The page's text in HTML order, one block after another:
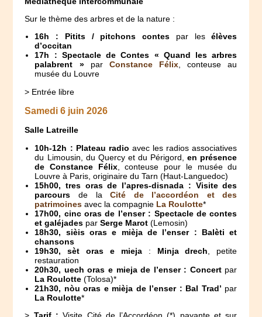
Sur le thème des arbres et de la nature :
16h : Pitits / pitchons contes par lesélèves
d’occitan
17h : Spectacle de Contes « Quand les arbres
palabrent »par Constance Félix, conteuse au
musée du Louvre
> Entrée libre
Samedi 6 juin 2026
Salle Latreille
10h-12h : Plateau radio avec les radios associatives
du Limousin, du Quercy et du Périgord,en présence
de Constance Félix, conteuse pour le musée du
Louvre à Paris, originaire du Tarn (Haut-Languedoc)
15h00, tres oras de l’apres-disnada : Visite des
parcours de laCité de l’accordéon et des
patrimoines avec la compagnie La Roulotte*
17h00, cinc oras de l’enser : Spectacle de contes
et galéjades parSerge Marot (Lemosin)
18h30, sièis oras e mièja de l’enser :
Balèti et
chansons
19h30, sèt oras e mieja: Minja drech , petite
restauration
20h30, uech oras e mieja de l’enser : Concert par
La Roulotte (Tolosa)*
21h30, nòu oras e mièja de l’enser : Bal Trad’ par
La Roulotte*